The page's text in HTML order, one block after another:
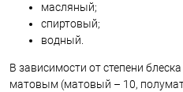
масляный;
спиртовый;
водный.
В зависимости от степени
матовым (матовый – 10,